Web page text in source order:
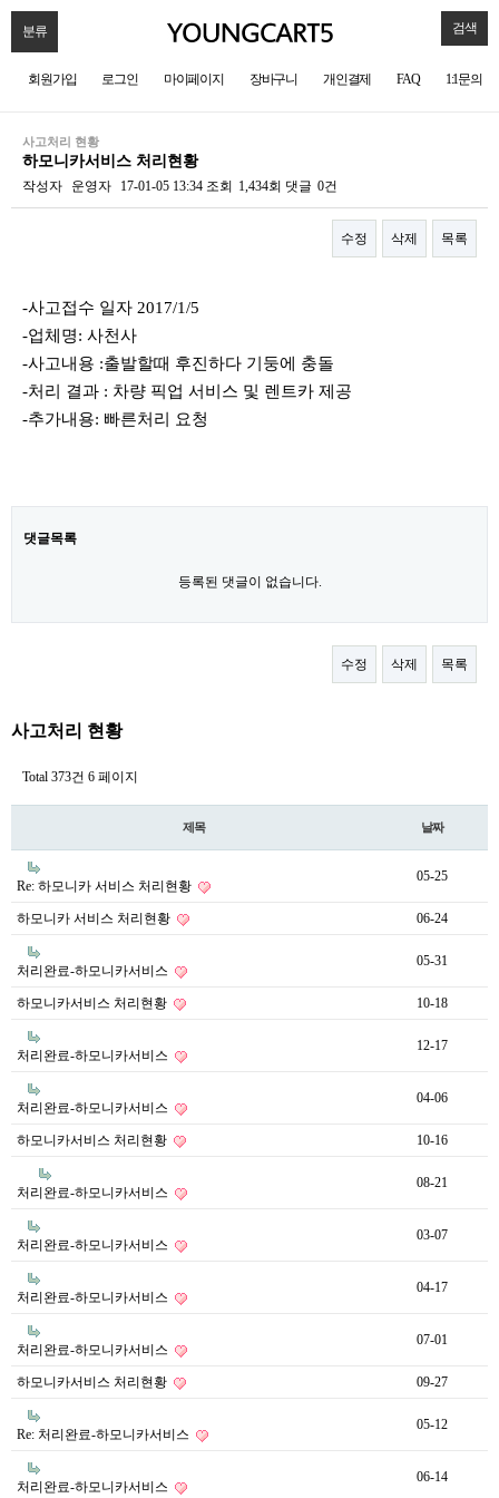
분류 검색
회원가입 로그인 마이페이지 장바구니 개인결제 FAQ 1:1문의
사고처리 현황
하모니카서비스 처리현황
작성자 운영자 17-01-05 13:34 조회 1,434회 댓글 0건
수정 삭제 목록
-사고접수 일자 2017/1/5
-업체명: 사천사
-사고내용 :출발할때 후진하다 기둥에 충돌
-처리 결과 : 차량 픽업 서비스 및 렌트카 제공
-추가내용: 빠른처리 요청
댓글목록
등록된 댓글이 없습니다.
수정 삭제 목록
사고처리 현황
Total 373건 6 페이지
제목 날짜
Re: 하모니카 서비스 처리현황
05-25
하모니카 서비스 처리현황 06-24
처리완료-하모니카서비스
05-31
하모니카서비스 처리현황 10-18
처리완료-하모니카서비스
12-17
처리완료-하모니카서비스
04-06
하모니카서비스 처리현황 10-16
처리완료-하모니카서비스
08-21
처리완료-하모니카서비스
03-07
처리완료-하모니카서비스
04-17
처리완료-하모니카서비스
07-01
하모니카서비스 처리현황 09-27
Re: 처리완료-하모니카서비스
05-12
처리완료-하모니카서비스
06-14